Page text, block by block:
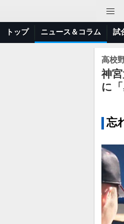
トップ ニュース＆コラム 試
高校
神
に
忘